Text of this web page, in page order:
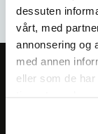
dessuten
vårt, med
annonsering og
med annen
eller som de